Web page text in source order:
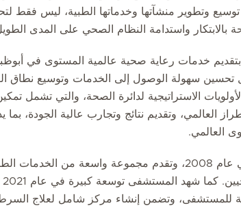
على توسيع وتطوير منشآتها وخدماتها الطبية، ليس فقط
بالابتكار واستدامة النظام الصحي على المدى
بتقديم خدمات رعاية صحية عالمية المستوى في
سهولة الوصول إلى الخدمات وتوسيع نطاق
الاستراتيجية لدائرة الصحة، والتي تشمل
العالمي، وتقديم نتائج وتجارب عالية الجودة، بما
العالمي.
تأسست ميديكلينيك مستشفى شارع المطار في عام 2008، وتقدم مجموعة واسعة من الخدمات
للمستشفى، وتضمن إنشاء مركز شامل لعلاج